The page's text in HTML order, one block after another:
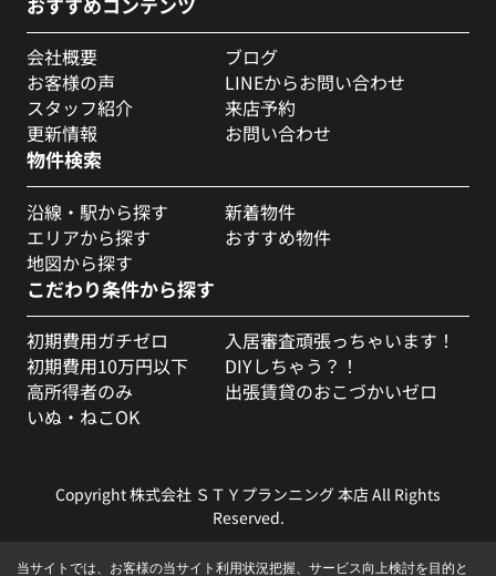
おすすめコンテンツ
会社概要
お客様の声
スタッフ紹介
更新情報
ブログ
LINEからお問い合わせ
来店予約
お問い合わせ
物件検索
沿線・駅から探す
エリアから探す
地図から探す
新着物件
おすすめ物件
こだわり条件から探す
初期費用ガチゼロ
初期費用10万円以下
高所得者のみ
いぬ・ねこOK
入居審査頑張っちゃいます！
DIYしちゃう？！
出張賃貸のおこづかいゼロ
Copyright 株式会社 ＳＴＹプランニング 本店 All Rights
Reserved.
当サイトでは、お客様の当サイト利用状況把握、サービス向上検討を目的と